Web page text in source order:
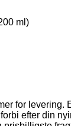
ml)
for levering.
efter din